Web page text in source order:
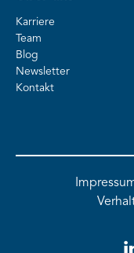
Karriere
Team
Blog
Newsletter
Kontakt